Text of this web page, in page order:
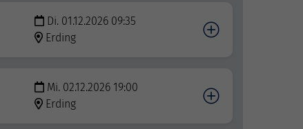
Di. 01.12.2026 09:35
Erding
Mi. 02.12.2026 19:00
Erding